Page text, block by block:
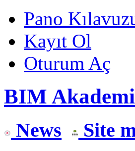
Pano
Kayıt Ol
Oturum Aç
BIM Akademi
News Site